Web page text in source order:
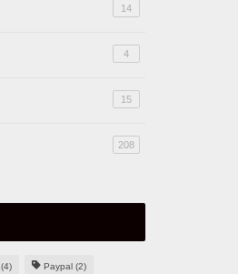
14
4
15
208
(4) Paypal(2)